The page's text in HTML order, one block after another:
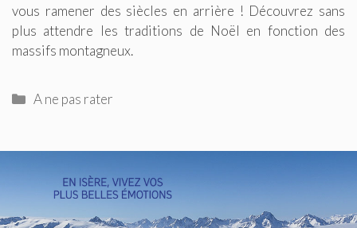
vous ramener des siècles en arrière ! Découvrez sans
plus attendre les traditions de Noël en fonction des
massifs montagneux.
Catégories
A ne pas rater